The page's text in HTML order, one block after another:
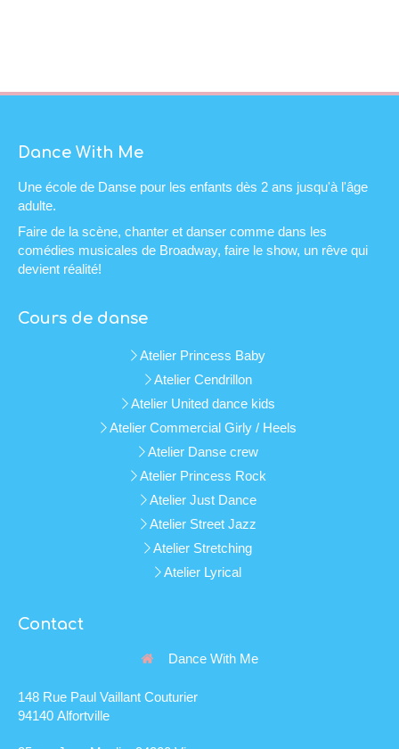
Dance With Me
Une école de Danse pour les enfants dès 2 ans jusqu'à l'âge
adulte.
Faire de la scène, chanter et danser comme dans les
comédies musicales de Broadway, faire le show, un rêve qui
devient réalité!
Cours de danse
Atelier Princess Baby
Atelier Cendrillon
Atelier United dance kids
Atelier Commercial Girly / Heels
Atelier Danse crew
Atelier Princess Rock
Atelier Just Dance
Atelier Street Jazz
Atelier Stretching
Atelier Lyrical
Contact
Dance With Me
148 Rue Paul Vaillant Couturier
94140 Alfortville